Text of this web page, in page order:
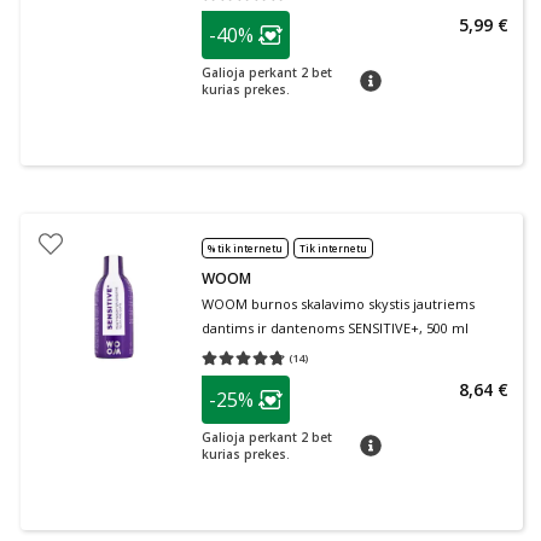
patarimas
Lojalumo klubo narių nuolaida
-40%
Galioja perkant 2 bet
kurias prekes.
patarimas
5,99 €
% tik internetu Tik internetu
WOOM
WOOM burnos skalavimo skystis jautriems
dantims ir dantenoms SENSITIVE+, 500 ml
(14)
Vidutinis įvertinimas 4.71
patarimas
Lojalumo klubo narių nuolaida
-25%
Galioja perkant 2 bet
kurias prekes.
patarimas
8,64 €